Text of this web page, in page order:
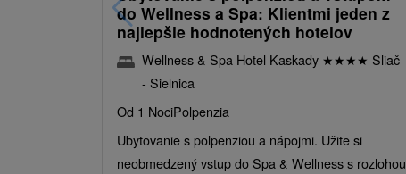
do Wellness a Spa: Klientmi jeden z
najlepšie hodnotených hotelov
Wellness & Spa Hotel Kaskady ★★★★ Sliač
- Sielnica
Od 1 NociPolpenzia
Ubytovanie s polpenziou a nápojmi. Užite si
neobmedzený vstup do Spa & Wellness s rozlohou